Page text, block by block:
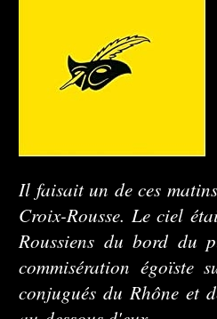
Il faisait un de ces
Croix-Rousse. Le ciel
Roussiens du bord du
commisération égoïste
conjugués du Rhône et